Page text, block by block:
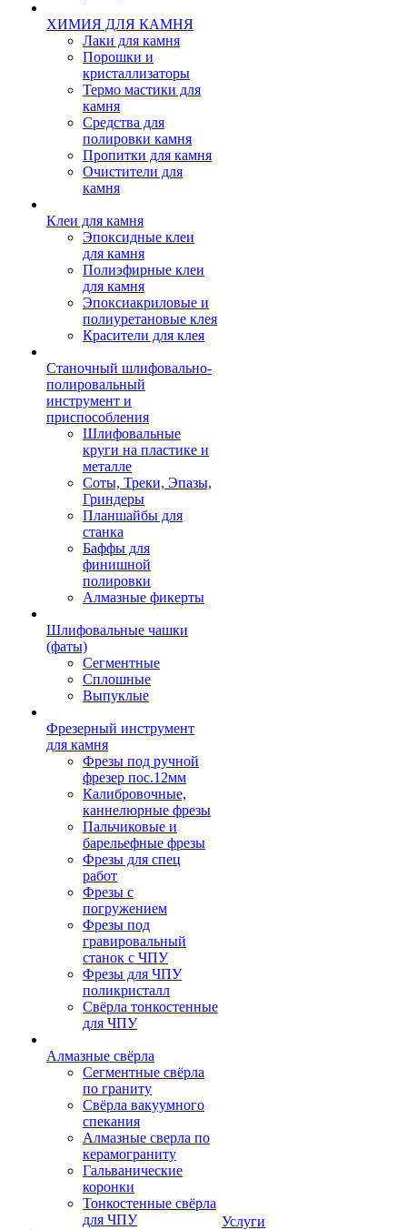
ХИМИЯ ДЛЯ КАМНЯ
Лаки для камня
Порошки и
кристаллизаторы
Термо мастики для
камня
Средства для
полировки камня
Пропитки для камня
Очистители для
камня
Клеи для камня
Эпоксидные клеи
для камня
Полиэфирные клеи
для камня
Эпоксиакриловые и
полиуретановые клея
Красители для клея
Станочный шлифовально-
полировальный
инструмент и
приспособления
Шлифовальные
круги на пластике и
металле
Соты, Треки, Эпазы,
Гриндеры
Планшайбы для
станка
Баффы для
финишной
полировки
Алмазные фикерты
Шлифовальные чашки
(фаты)
Сегментные
Сплошные
Выпуклые
Фрезерный инструмент
для камня
Фрезы под ручной
фрезер пос.12мм
Калибровочные,
каннелюрные фрезы
Пальчиковые и
барельефные фрезы
Фрезы для спец
работ
Фрезы с
погружением
Фрезы под
гравировальный
станок с ЧПУ
Фрезы для ЧПУ
поликристалл
Свёрла тонкостенные
для ЧПУ
Алмазные свёрла
Сегментные свёрла
по граниту
Свёрла вакуумного
спекания
Алмазные сверла по
керамограниту
Гальванические
коронки
Тонкостенные свёрла
для ЧПУ
Услуги